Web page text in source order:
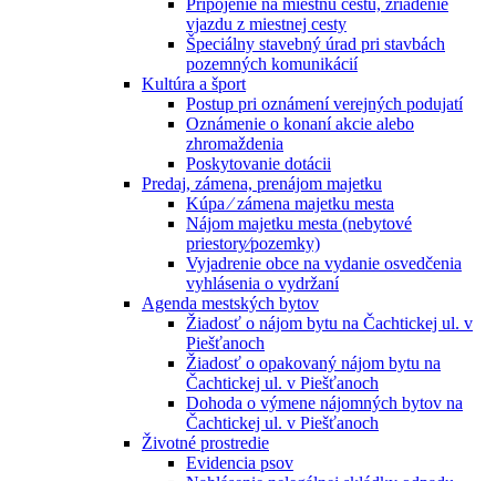
Pripojenie na miestnu cestu, zriadenie
vjazdu z miestnej cesty
Špeciálny stavebný úrad pri stavbách
pozemných komunikácií
Kultúra a šport
Postup pri oznámení verejných podujatí
Oznámenie o konaní akcie alebo
zhromaždenia
Poskytovanie dotácii
Predaj, zámena, prenájom majetku
Kúpa ⁄ zámena majetku mesta
Nájom majetku mesta (nebytové
priestory⁄pozemky)
Vyjadrenie obce na vydanie osvedčenia
vyhlásenia o vydržaní
Agenda mestských bytov
Žiadosť o nájom bytu na Čachtickej ul. v
Piešťanoch
Žiadosť o opakovaný nájom bytu na
Čachtickej ul. v Piešťanoch
Dohoda o výmene nájomných bytov na
Čachtickej ul. v Piešťanoch
Životné prostredie
Evidencia psov